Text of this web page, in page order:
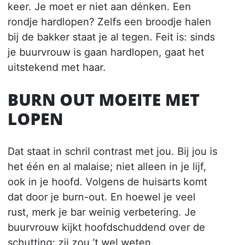
keer. Je moet er niet aan dénken. Een
rondje hardlopen? Zelfs een broodje halen
bij de bakker staat je al tegen. Feit is: sinds
je buurvrouw is gaan hardlopen, gaat het
uitstekend met haar.
BURN OUT MOEITE MET
LOPEN
Dat staat in schril contrast met jou. Bij jou is
het één en al malaise; niet alleen in je lijf,
ook in je hoofd. Volgens de huisarts komt
dat door je burn-out. En hoewel je veel
rust, merk je bar weinig verbetering. Je
buurvrouw kijkt hoofdschuddend over de
schutting; zij zou ’t wel weten.